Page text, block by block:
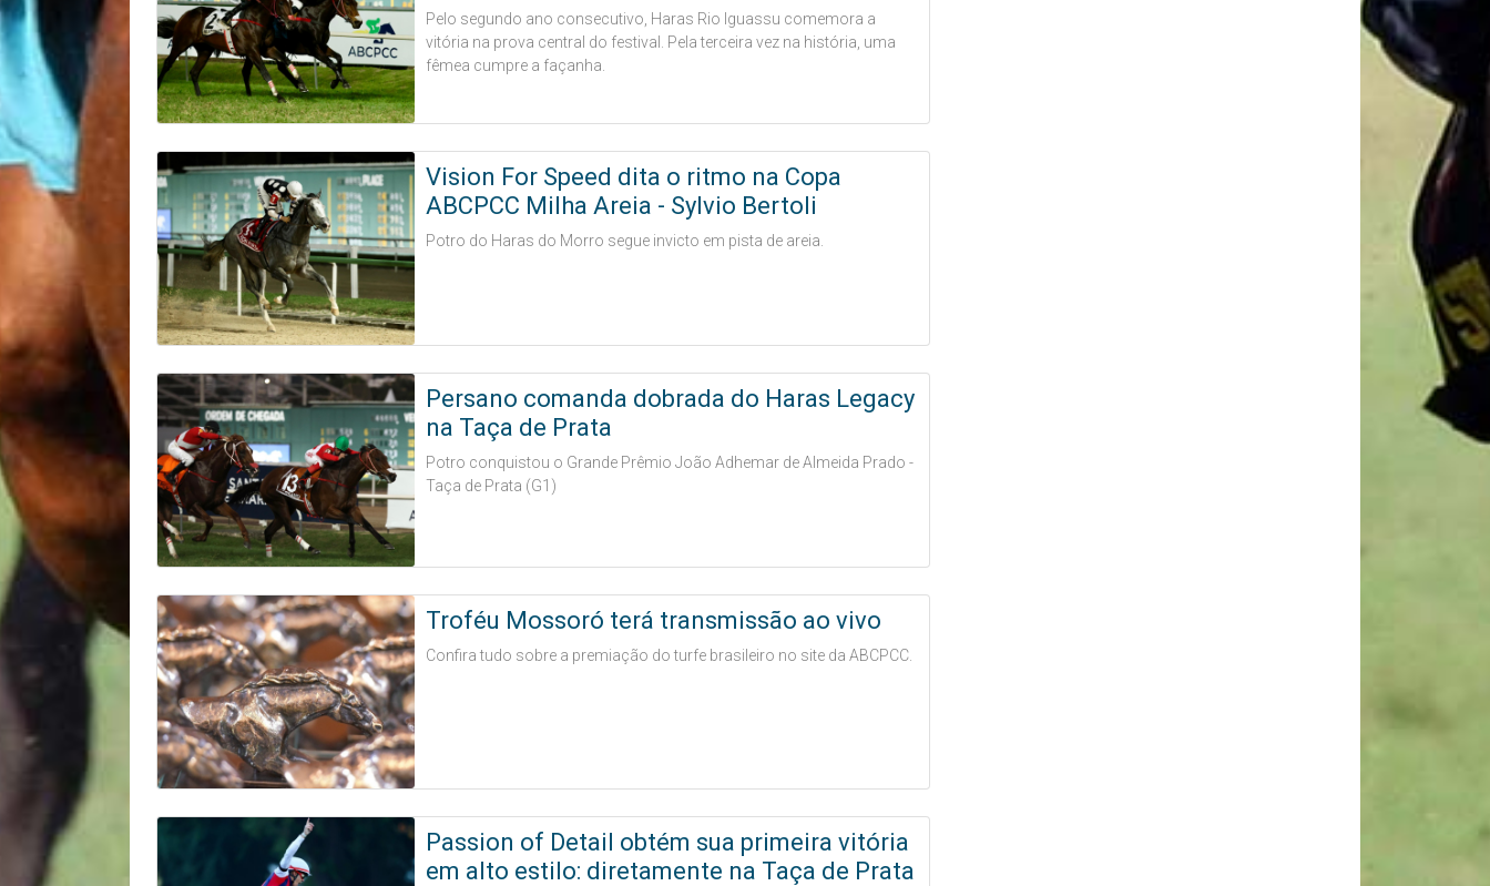
Pelo segundo ano consecutivo, Haras Rio Iguassu comemora a
vitória na prova central do festival. Pela terceira vez na história, uma
fêmea cumpre a façanha.
Vision For Speed dita o ritmo na Copa
ABCPCC Milha Areia - Sylvio Bertoli
Potro do Haras do Morro segue invicto em pista de areia.
Persano comanda dobrada do Haras Legacy
na Taça de Prata
Potro conquistou o Grande Prêmio João Adhemar de Almeida Prado -
Taça de Prata (G1)
Troféu Mossoró terá transmissão ao vivo
Confira tudo sobre a premiação do turfe brasileiro no site da ABCPCC.
Passion of Detail obtém sua primeira vitória
em alto estilo: diretamente na Taça de Prata